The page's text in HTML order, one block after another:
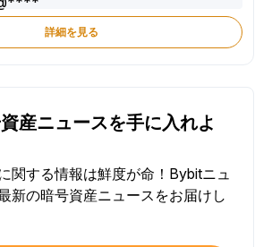
詳細を見る
産ニュースを手に入れよ
関する情報は鮮度が命！Bybitニュ
新の暗号資産ニュースをお届けし